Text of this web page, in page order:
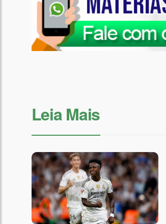
Leia Mais